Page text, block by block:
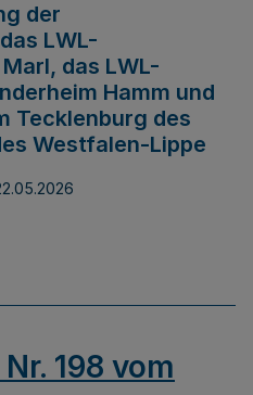
der
LWL-
das LWL-
Hamm und
Tecklenburg des
Westfalen-Lippe
198 vom